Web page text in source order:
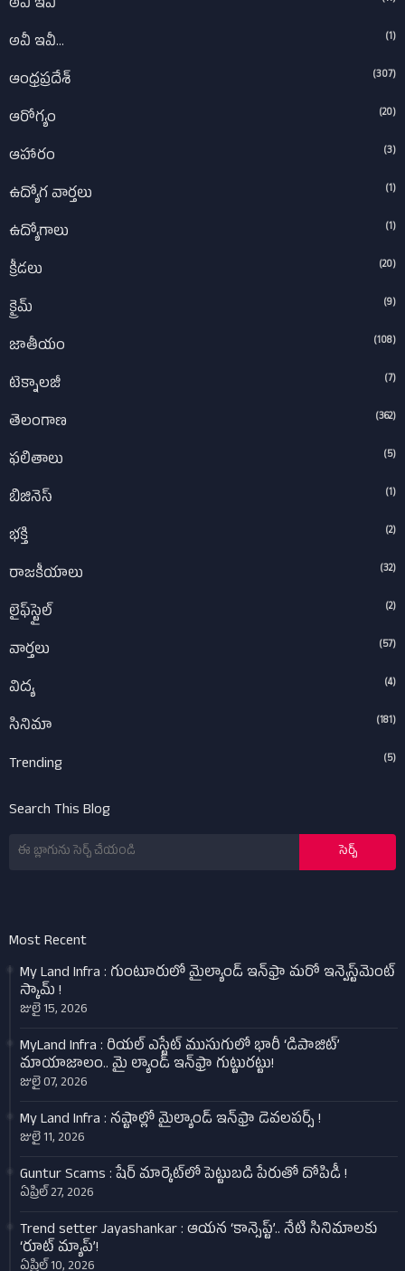
అవీ ఇవీ
అవీ ఇవీ... (1)
ఆంధ్రప్రదేశ్‌ (307)
ఆరోగ్యం (20)
ఆహారం (3)
ఉద్యోగ వార్తలు (1)
ఉద్యోగాలు (1)
క్రీడలు (20)
క్రైమ్ (9)
జాతీయం (108)
టెక్నాలజీ (7)
తెలంగాణ (362)
ఫలితాలు (5)
బిజినెస్ (1)
భక్తి (2)
రాజకీయాలు (32)
లైఫ్‌స్టైల్‌ (2)
వార్తలు (57)
విద్య (4)
సినిమా (181)
Trending (5)
Search This Blog
Most Recent
My Land Infra : గుంటూరులో మైల్యాండ్ ఇన్‌ఫ్రా మరో ఇన్వెస్ట్‌మెంట్
స్కామ్ !
జులై 15, 2026
MyLand Infra : రియల్ ఎస్టేట్ ముసుగులో భారీ ‘డిపాజిట్’
మాయాజాలం.. మై ల్యాండ్ ఇన్‌ఫ్రా గుట్టురట్టు!
జులై 07, 2026
My Land Infra : నష్టాల్లో మైల్యాండ్ ఇన్‌ఫ్రా డెవలపర్స్ !
జులై 11, 2026
Guntur Scams : షేర్ మార్కెట్‌లో పెట్టుబడి పేరుతో దోపిడీ !
ఏప్రిల్ 27, 2026
Trend setter Jayashankar : ఆయన ‘కాన్సెప్ట్’.. నేటి సినిమాలకు
‘రూట్ మ్యాప్’!
ఏప్రిల్ 10, 2026